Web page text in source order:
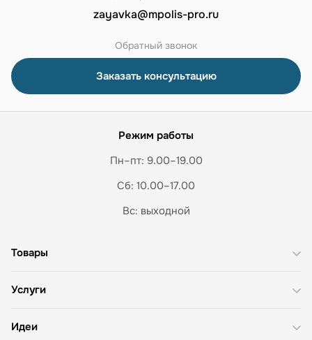
zayavka@mpolis-pro.ru
Обратный звонок
Заказать консультацию
Режим работы
Пн–пт: 9.00–19.00
Сб: 10.00–17.00
Вс: выходной
Товары
Услуги
Идеи